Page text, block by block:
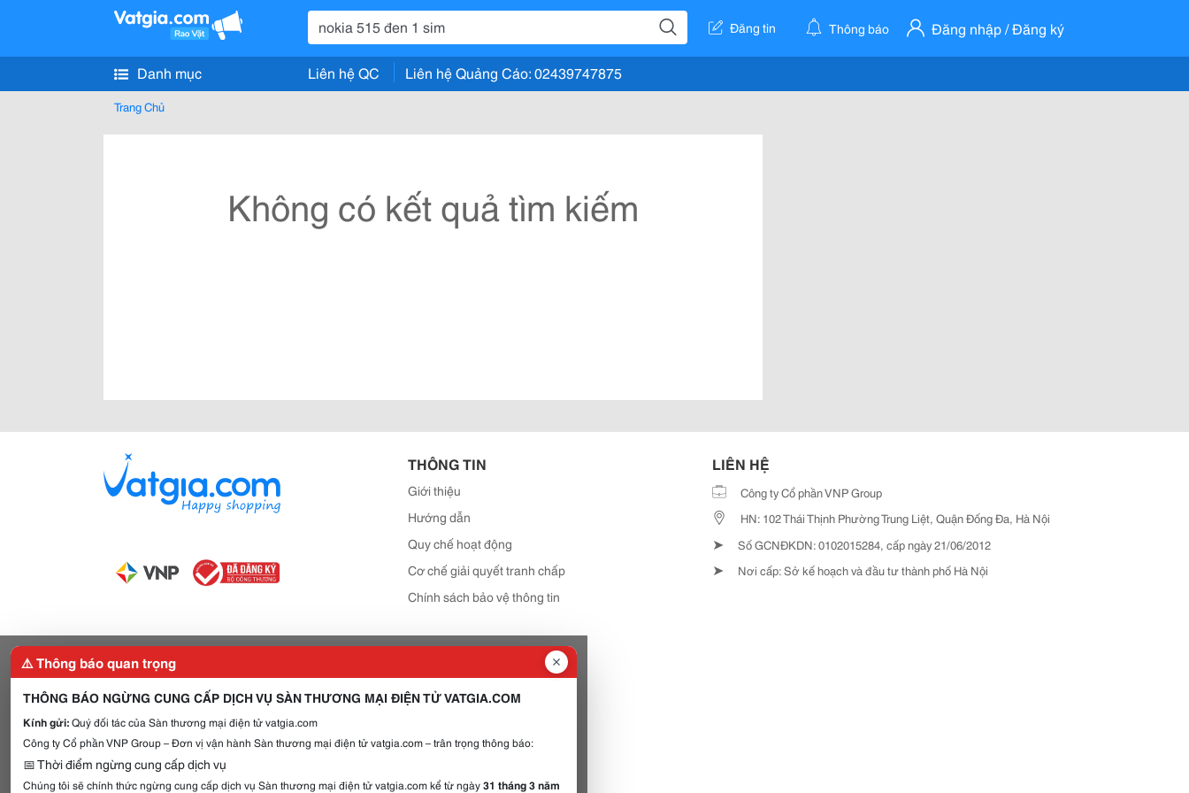
Đăng tin Thông báo Đăng nhập / Đăng ký
Danh mục Liên hệ QC Liên hệ Quảng Cáo: 02439747875
Trang Chủ
Không có kết quả tìm kiếm
THÔNG TIN
Giới thiệu
Hướng dẫn
Quy chế hoạt động
Cơ chế giải quyết tranh chấp
Chính sách bảo vệ thông tin
LIÊN HỆ
Công ty Cổ phần VNP Group
HN: 102 Thái Thịnh Phường Trung Liệt, Quận Đống Đa, Hà Nội
➤ Số GCNĐKDN: 0102015284, cấp ngày 21/06/2012
➤ Nơi cấp: Sở kế hoạch và đầu tư thành phố Hà Nội
⚠️ Thông báo quan trọng
THÔNG BÁO NGỪNG CUNG CẤP DỊCH VỤ SÀN THƯƠNG MẠI ĐIỆN TỬ VATGIA.COM
Kính gửi:Quý đối tác của Sàn thương mại điện tử vatgia.com
Công ty Cổ phần VNP Group – Đơn vị vận hành Sàn thương mại điện tử vatgia.com – trân trọng thông báo:
📅 Thời điểm ngừng cung cấp dịch vụ
Chúng tôi sẽ chính thức ngừng cung cấp dịch vụ Sàn thương mại điện tử vatgia.com kể từ ngày31 tháng 3 năm